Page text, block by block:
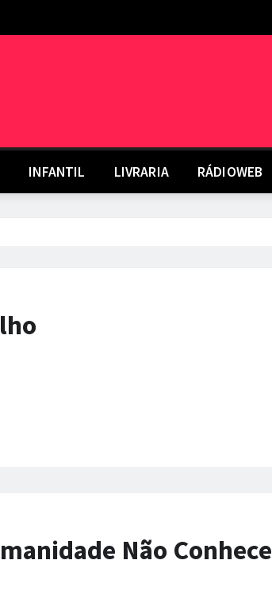
INFANTIL LIVRARIA RÁDIOWEB
Não Conhece